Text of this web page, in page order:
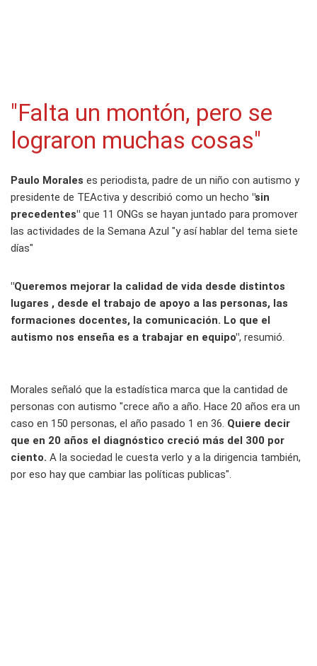
"Falta un montón, pero se
lograron muchas cosas"
Paulo Morales es periodista, padre de un niño con autismo y
presidente de TEActiva y describió como un hecho "sin
precedentes" que 11 ONGs se hayan juntado para promover
las actividades de la Semana Azul "y así hablar del tema siete
días"
"Queremos mejorar la calidad de vida desde distintos
lugares , desde el trabajo de apoyo a las personas, las
formaciones docentes, la comunicación. Lo que el
autismo nos enseña es a trabajar en equipo", resumió.
Morales señaló que la estadística marca que la cantidad de
personas con autismo "crece año a año. Hace 20 años era un
caso en 150 personas, el año pasado 1 en 36. Quiere decir
que en 20 años el diagnóstico creció más del 300 por
ciento. A la sociedad le cuesta verlo y a la dirigencia también,
por eso hay que cambiar las políticas publicas".